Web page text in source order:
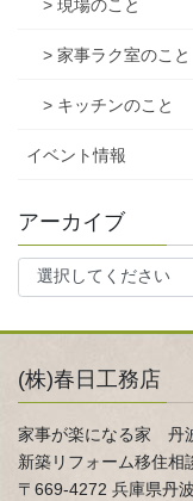
> 現場のこと
> 家事ラク室のこと
> キッチンのこと
イベント情報
アーカイブ
(株)春日工務店
家事が楽になる家 丹
新築リフォーム移住相
〒669-4272 兵庫県丹